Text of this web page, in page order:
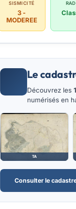
SISMICITÉ
3 -
MODEREE
Le
Découvrez les
numérisés en
TA
Consulter le